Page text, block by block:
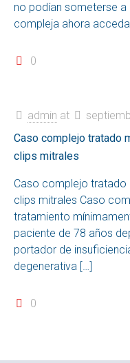
no podían someterse a
compleja ahora
0
admin at
Caso complejo tratado
clips mitrales
Caso complejo tratado
clips mitrales Caso
tratamiento
paciente de 78 años
portador de
degenerativa […]
0